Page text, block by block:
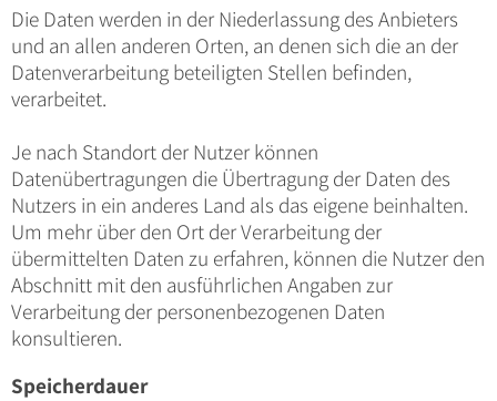
Die Daten werden in der Niederlassung des Anbieters
und an allen anderen Orten, an denen sich die an der
Datenverarbeitung beteiligten Stellen befinden,
verarbeitet.
Je nach Standort der Nutzer können
Datenübertragungen die Übertragung der Daten des
Nutzers in ein anderes Land als das eigene beinhalten.
Um mehr über den Ort der Verarbeitung der
übermittelten Daten zu erfahren, können die Nutzer den
Abschnitt mit den ausführlichen Angaben zur
Verarbeitung der personenbezogenen Daten
konsultieren.
Speicherdauer